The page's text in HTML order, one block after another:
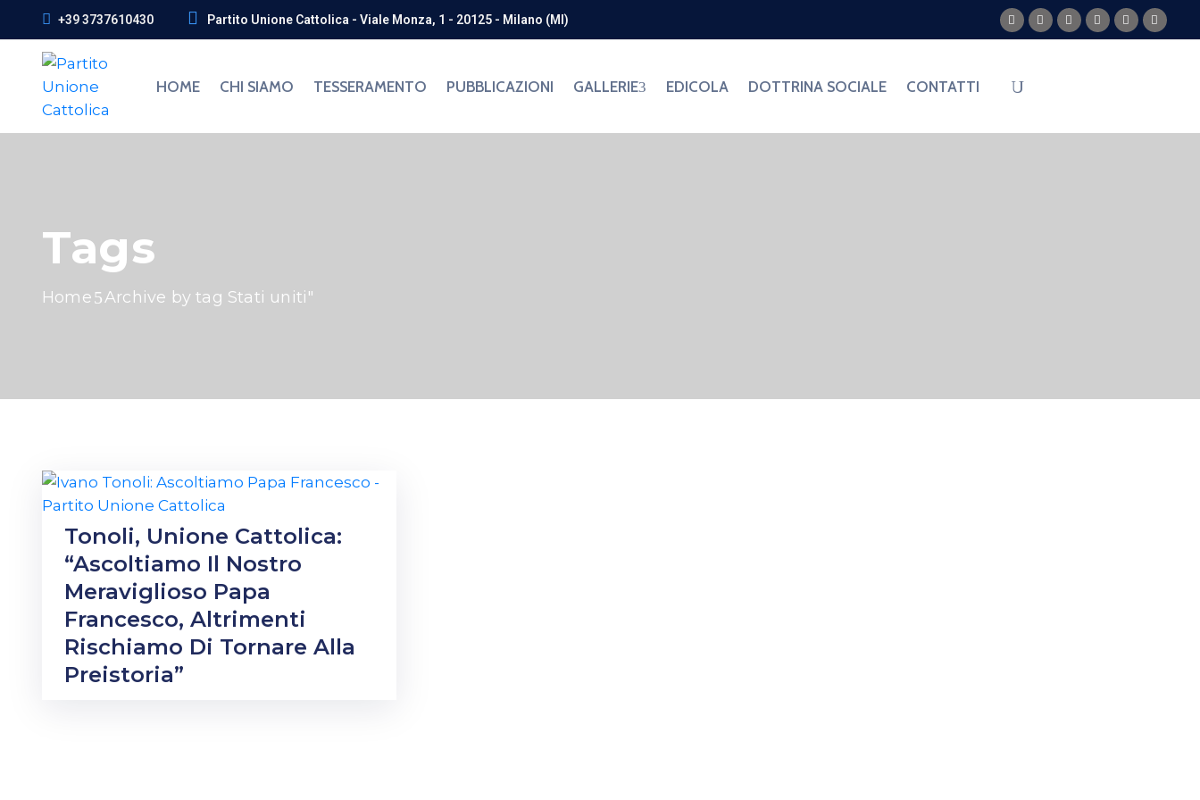
+39 3737610430 Partito Unione Cattolica - Viale Monza, 1 - 20125 - Milano (MI)
HOME CHI SIAMO TESSERAMENTO PUBBLICAZIONI GALLERIE EDICOLA DOTTRINA SOCIALE CONTATTI
Tags
Home Archive by tag Stati uniti"
Tonoli, Unione Cattolica:
“Ascoltiamo Il Nostro
Meraviglioso Papa
Francesco, Altrimenti
Rischiamo Di Tornare Alla
Preistoria”